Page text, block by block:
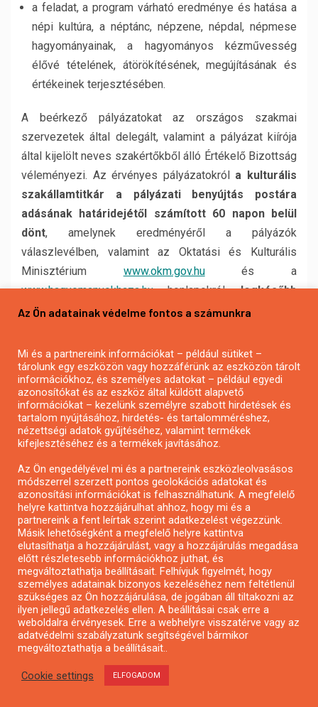
a feladat, a program várható eredménye és hatása a
népi kultúra, a néptánc, népzene, népdal, népmese
hagyományainak, a hagyományos kézművesség
élővé tételének, átörökítésének, megújításának és
értékeinek terjesztésében.
A beérkező pályázatokat az országos szakmai
szervezetek által delegált, valamint a pályázat kiírója
által kijelölt neves szakértőkből álló Értékelő Bizottság
véleményezi. Az érvényes pályázatokról a kulturális
szakállamtitkár a pályázati benyújtás postára
adásának határidejétől számított 60 napon belül
dönt, amelynek eredményéről a pályázók
válaszlevélben, valamint az Oktatási és Kulturális
Minisztérium www.okm.gov.hués a
www.hagyomanyokhaza.huhonlapokról,legkésőbb
2009. augusztus 14-ig értesülnek.
Szerződéskötés
Az OKM, illetve a Hagyományok Háza a nyertes
pályázóval – a támogatás felhasználásának
feltételeiről, folyósításának ütemezéséről,
elszámolásáról, a szerződésszegés
jogkövetkezményeiről – szerződésben állapodik meg.
A támogatás folyósítása
A támogatás folyósítására egy összegben kerül sor,
utólagos elszámolási kötelezettség mellett. A
támogatás kiutalására a támogatási szerződés mindkét
fél általi aláírását követő 15 napon belül kerül sor.
Az elnyert támogatás egyszeri, vissza nem térítendő
pályázóhoz.
Az Ön adatainak védelme fontos a számunkra
Mi és a partnereink információkat – például sütiket –
tárolunk egy eszközön vagy hozzáférünk az eszközön tárolt
információkhoz, és személyes adatokat – például egyedi
azonosítókat és az eszköz által küldött alapvető
információkat – kezelünk személyre szabott hirdetések és
tartalom nyújtásához, hirdetés- és tartalomméréshez,
nézettségi adatok gyűjtéséhez, valamint termékek
kifejlesztéséhez és a termékek javításához.
Az Ön engedélyével mi és a partnereink eszközleolvasásos
módszerrel szerzett pontos geolokációs adatokat és
azonosítási információkat is felhasználhatunk. A megfelelő
helyre kattintva hozzájárulhat ahhoz, hogy mi és a
partnereink a fent leírtak szerint adatkezelést végezzünk.
Másik lehetőségként a megfelelő helyre kattintva
elutasíthatja a hozzájárulást, vagy a hozzájárulás megadása
előtt részletesebb információkhoz juthat, és
megváltoztathatja beállításait. Felhívjuk figyelmét, hogy
személyes adatainak bizonyos kezeléséhez nem feltétlenül
szükséges az Ön hozzájárulása, de jogában áll tiltakozni az
ilyen jellegű adatkezelés ellen. A beállításai csak erre a
weboldalra érvényesek. Erre a webhelyre visszatérve vagy az
adatvédelmi szabályzatunk segítségével bármikor
megváltoztathatja a beállításait..
Cookie settings ELFOGADOM